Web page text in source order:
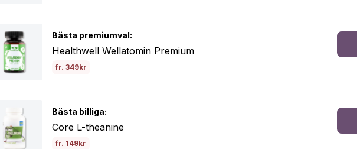
Bästa premiumval:
Healthwell Wellatomin Premium
fr. 349kr
Bästa billiga:
Core L-theanine
fr. 149kr